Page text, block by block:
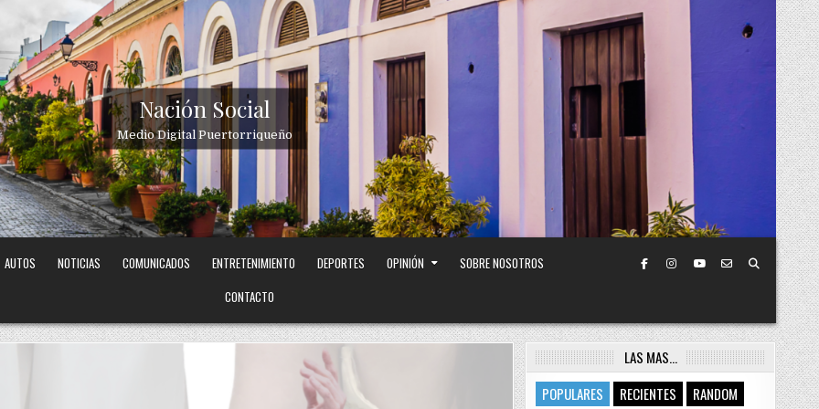
Nación Social
Medio Digital Puertorriqueño
AUTOS NOTICIAS COMUNICADOS ENTRETENIMIENTO DEPORTES OPINIÓN
SOBRE NOSOTROS
CONTACTO
LAS MAS…
POPULARES
RECIENTES RANDOM